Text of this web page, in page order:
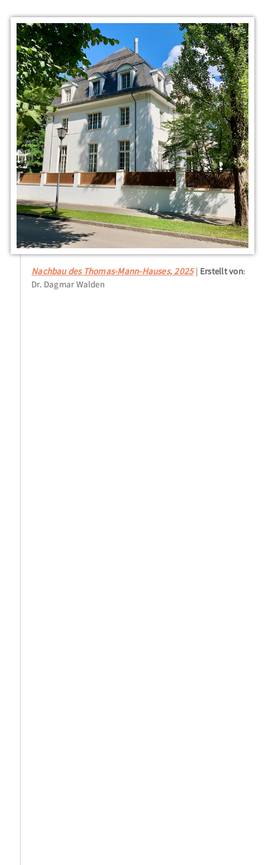
Nachbau des Thomas-Mann-Hauses, 2025 Erstellt von:
Dr. Dagmar Walden